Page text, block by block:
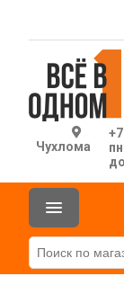
Чухлома